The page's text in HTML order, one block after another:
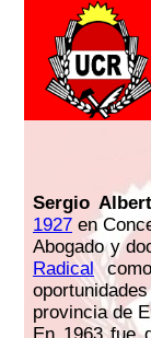
Sergio
1927 en
Abogado y
Radical
provincia de